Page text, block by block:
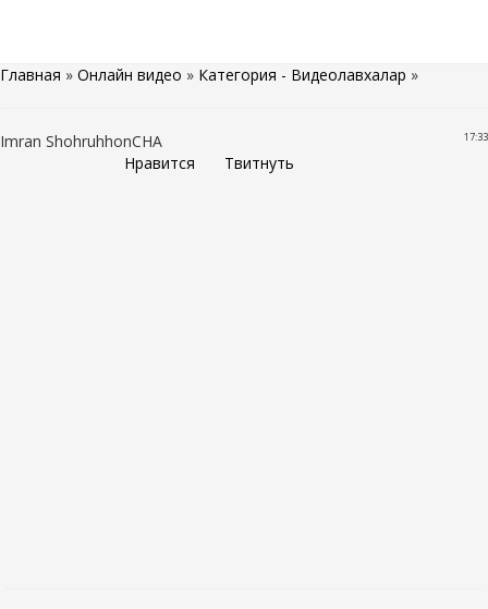
Главная » Онлайн видео » Категория - Видеолавхалар »
17:33
Imran ShohruhhonCHA
Нравится
Твитнуть